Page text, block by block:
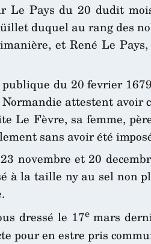
Le Pays du 20 dudit
duquel au rang des
et René Le
du 20 fevrier
attestent avoir
Le Fèvre, sa femme,
sans avoir été
novembre et 20
à la taille ny au sel non
dressé le 17emars
pour en estre pris